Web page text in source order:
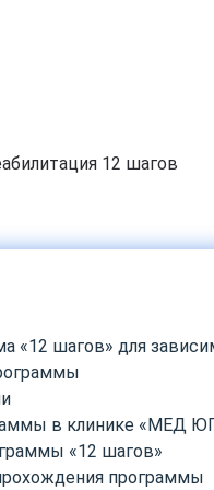
12 шагов
«12 шагов» для
в клинике «МЕД
«12 шагов»
программы